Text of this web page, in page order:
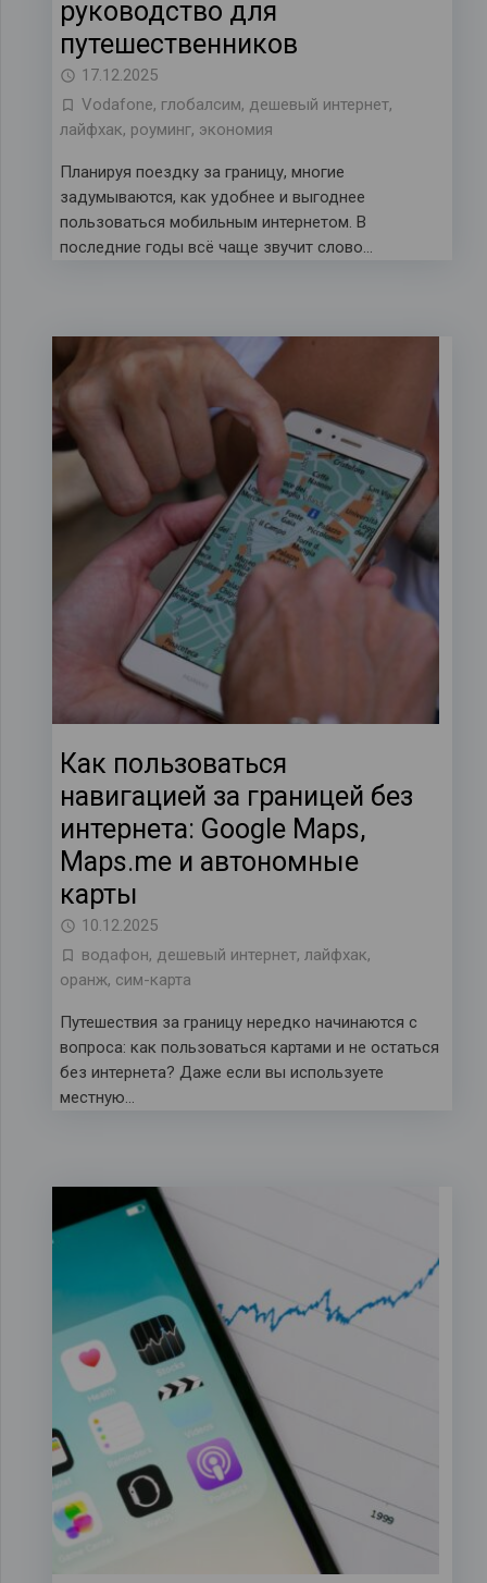
руководство для
путешественников
17.12.2025
Vodafone, глобалсим, дешевый интернет,
лайфхак, роуминг, экономия
Планируя поездку за границу, многие
задумываются, как удобнее и выгоднее
пользоваться мобильным интернетом. В
последние годы всё чаще звучит слово…
Как пользоваться
навигацией за границей без
интернета: Google Maps,
Maps.me и автономные
карты
10.12.2025
водафон, дешевый интернет, лайфхак,
оранж, сим-карта
Путешествия за границу нередко начинаются с
вопроса: как пользоваться картами и не остаться
без интернета? Даже если вы используете
местную…